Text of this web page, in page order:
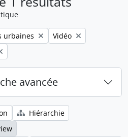
filter:
urbaines Remove filter:
Vidéo
avancée
Hiérarchie